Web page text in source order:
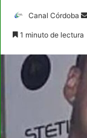
Canal Córdoba
1 minuto de lectura